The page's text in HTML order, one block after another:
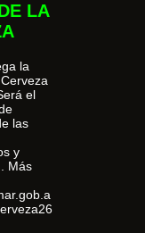
LA
la
el
las
y
Más